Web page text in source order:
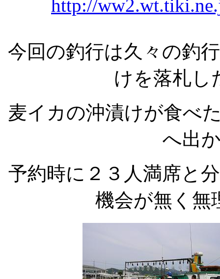
http://
今回の釣行は久々の釣
けを落札し
麦イカの沖漬けが食べ
へ出
予約時に２３人満席と
機会が無く無